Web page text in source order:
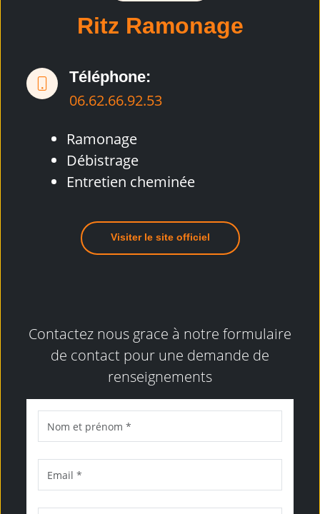
Ritz Ramonage
Téléphone:
06.62.66.92.53
Ramonage
Débistrage
Entretien cheminée
Visiter le site officiel
Contactez nous grace à notre formulaire
de contact pour une demande de
renseignements